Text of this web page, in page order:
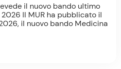
il nuovo bando ultimo
Il MUR ha pubblicato il
il nuovo bando Medicina